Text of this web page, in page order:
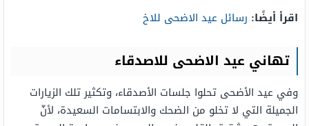
اقرأ أيضًا: رسائل عيد الاضحى للاخ
تهاني عيد الاضحى للاصدقاء
وفي عيد الأضحى تحلوا جلسات الأصدقاء، وتكثير تلك الزيارات
الجميلة التي لا تخلو من الضحك والابتسامات السعيدة، لأنّ